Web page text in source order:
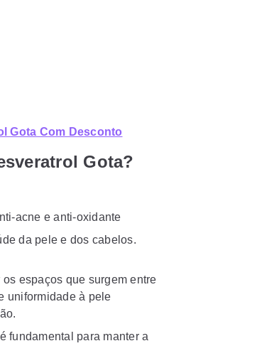
Gota Com Desconto
Gota?
acne e anti-oxidante
da pele e dos cabelos.
espaços que surgem entre
uniformidade à pele
fundamental para manter a